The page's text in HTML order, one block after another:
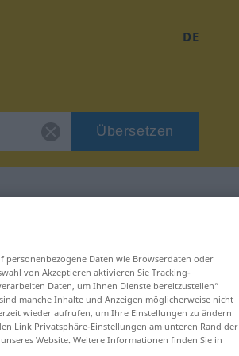
DE
Übersetzen
Daten wie Browserdaten oder
von Akzeptieren aktivieren Sie Tracking-
Daten, um Ihnen Dienste bereitzustellen“
manche Inhalte und Anzeigen möglicherweise nicht
wieder aufrufen, um Ihre Einstellungen zu ändern
Link Privatsphäre-Einstellungen am unteren Rand der
Website. Weitere Informationen finden Sie in